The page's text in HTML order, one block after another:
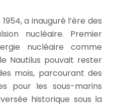
1954, a inauguré l’ère des
nucléaire. Premier
nucléaire comme
Nautilus pouvait rester
mois, parcourant des
pour les sous-marins
historique sous la